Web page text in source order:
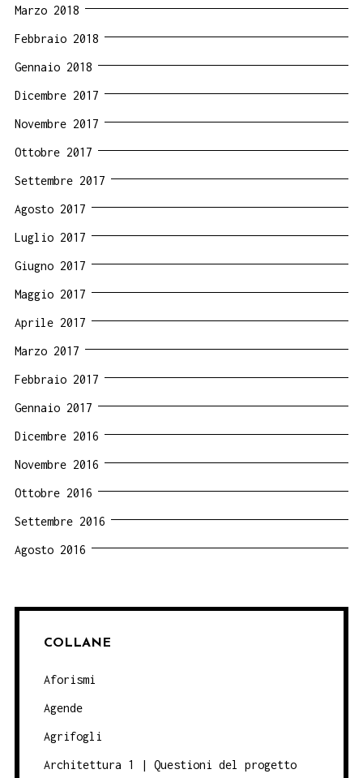
Marzo 2018
Febbraio 2018
Gennaio 2018
Dicembre 2017
Novembre 2017
Ottobre 2017
Settembre 2017
Agosto 2017
Luglio 2017
Giugno 2017
Maggio 2017
Aprile 2017
Marzo 2017
Febbraio 2017
Gennaio 2017
Dicembre 2016
Novembre 2016
Ottobre 2016
Settembre 2016
Agosto 2016
COLLANE
Aforismi
Agende
Agrifogli
Architettura 1 | Questioni del progetto